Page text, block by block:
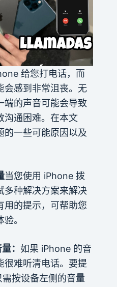
给您打电话，而
会感到非常沮丧。无
端的声音可能会导致
沟通困难。在本文
的一些可能原因以及
当您使用 iPhone 拨
多种解决方案来解决
用的提示，可帮助您
。
： 如果 iPhone 的音
很难听清电话。要提
按设备左侧的音量